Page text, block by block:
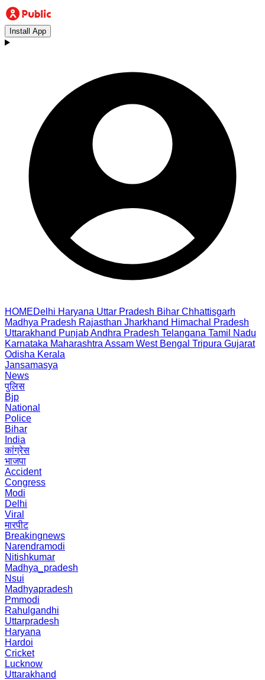
Install App
HOMEDelhi Haryana Uttar Pradesh Bihar Chhattisgarh
Madhya Pradesh Rajasthan Jharkhand Himachal Pradesh
Uttarakhand PunjabAndhra Pradesh Telangana Tamil Nadu
Karnataka Maharashtra Assam West Bengal Tripura Gujarat
Odisha Kerala
Jansamasya
News
पुलिस
Bjp
National
Police
Bihar
India
कांग्रेस
भाजपा
Accident
Congress
Modi
Delhi
Viral
मारपीट
Breakingnews
Narendramodi
Nitishkumar
Madhya_pradesh
Nsui
Madhyapradesh
Pmmodi
Rahulgandhi
Uttarpradesh
Haryana
Hardoi
Cricket
Lucknow
Uttarakhand